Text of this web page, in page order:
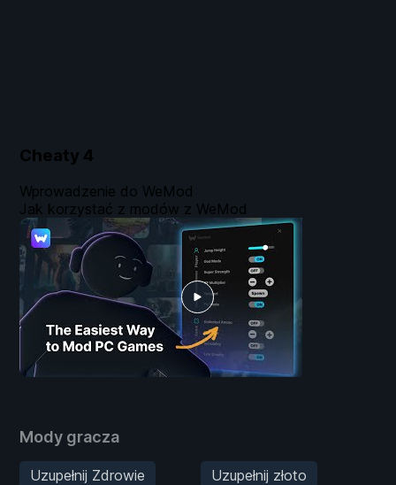
Cheaty 4
Mody gracza
Uzupełnij Zdrowie
Uzupełnij złoto
Wprowadzenie do WeMod
Jak korzystać z modów z WeMod